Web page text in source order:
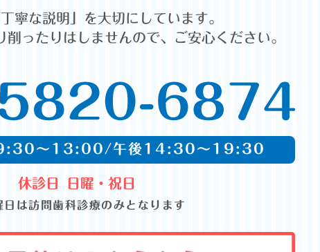
寧な説明」を大切にしています。
削ったりはしませんので、ご安心ください。
～13:00/午後14:30～19:30
休診日 日曜・祝日
は訪問歯科診療のみとなります